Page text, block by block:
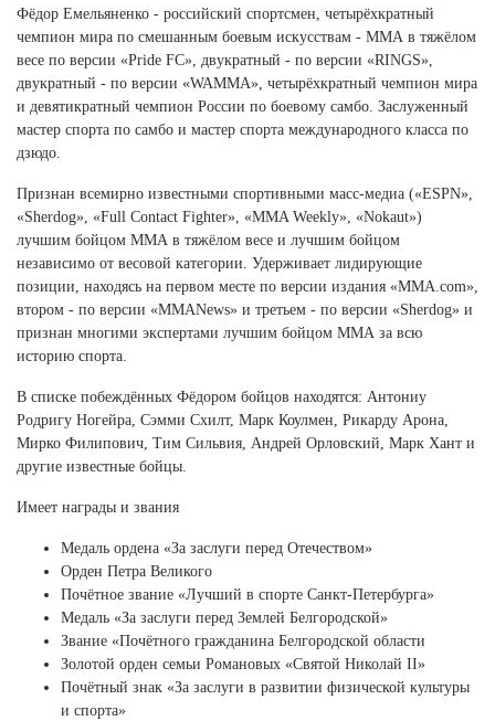
Омская область (5)
Республика Башкортостан (3)
Республика Крым (1)
Республика Татарстан (2)
Самарская область (1)
Санкт-Петербург и ЛО (3)
Саратовская область (1)
Свердловская область (5)
Ставропольский край (5)
Томская область (1)
Тульская область (1)
Хакасия (1)
Ханты-Мансийский автономный округ (3)
Ярославская область (1)
Фёдор Емельяненко - российский спортсмен, четырёхкратный
чемпион мира по смешанным боевым искусствам - ММА в тяжёлом
весе по версии «Pride FC», двукратный - по версии «RINGS»,
двукратный - по версии «WAMMA», четырёхкратный чемпион мира
и девятикратный чемпион России по боевому самбо. Заслуженный
мастер спорта по самбо и мастер спорта международного класса по
дзюдо.
Признан всемирно известными спортивными масс-медиа («ESPN»,
«Sherdog», «Full Contact Fighter», «MMA Weekly», «Nokaut»)
лучшим бойцом ММА в тяжёлом весе и лучшим бойцом
независимо от весовой категории. Удерживает лидирующие
позиции, находясь на первом месте по версии издания «MMA.com»,
втором - по версии «MMANews» и третьем - по версии «Sherdog» и
признан многими экспертами лучшим бойцом ММА за всю
историю спорта.
В списке побеждённых Фёдором бойцов находятся: Антониу
Родригу Ногейра, Сэмми Схилт, Марк Коулмен, Рикарду Арона,
Мирко Филипович, Тим Сильвия, Андрей Орловский, Марк Хант и
другие известные бойцы.
Имеет награды и звания
Медаль ордена «За заслуги перед Отечеством»
Орден Петра Великого
Почётное звание «Лучший в спорте Санкт-Петербурга»
Медаль «За заслуги перед Землей Белгородской»
Звание «Почётного гражданина Белгородской области
Золотой орден семьи Романовых «Святой Николай II»
Почётный знак «За заслуги в развитии физической культуры
и спорта»